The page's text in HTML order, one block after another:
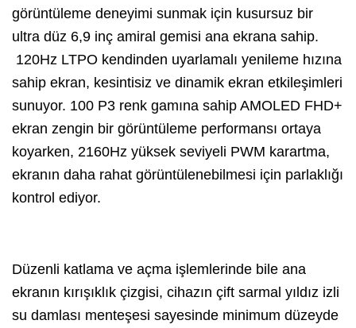
görüntüleme deneyimi sunmak için kusursuz bir
ultra düz 6,9 inç amiral gemisi ana ekrana sahip.
120Hz LTPO kendinden uyarlamalı yenileme hızına
sahip ekran, kesintisiz ve dinamik ekran etkileşimleri
sunuyor. 100 P3 renk gamına sahip AMOLED FHD+
ekran zengin bir görüntüleme performansı ortaya
koyarken, 2160Hz yüksek seviyeli PWM karartma,
ekranın daha rahat görüntülenebilmesi için parlaklığı
kontrol ediyor.
Düzenli katlama ve açma işlemlerinde bile ana
ekranın kırışıklık çizgisi, cihazın çift sarmal yıldız izli
su damlası menteşesi sayesinde minimum düzeyde